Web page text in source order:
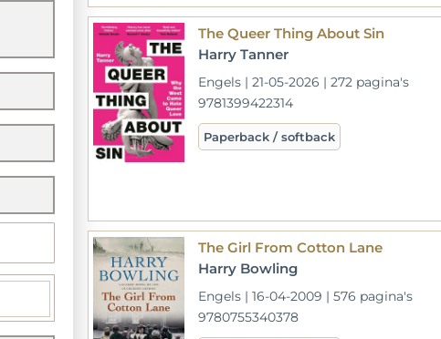
The Queer Thing About Sin
Harry Tanner
Engels | 21-05-2026 | 272 pagina's
9781399422314
Paperback / softback
The Girl From Cotton Lane
Harry Bowling
Engels | 16-04-2009 | 576 pagina's
9780755340378